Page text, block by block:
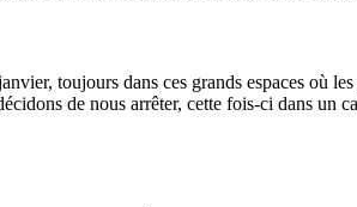
toujours dans ces grands espaces où
de nous arrêter, cette fois-ci dans